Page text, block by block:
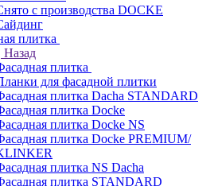
с производства DOCKE
плитка
Назад
плитка
для фасадной плитки
плитка Dacha STANDARD
плитка Docke
плитка Docke NS
плитка Docke PREMIUM/
плитка NS Dacha
плитка STANDARD